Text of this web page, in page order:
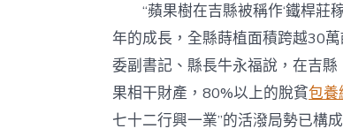
“蘋果樹在吉縣被稱作‘鐵桿莊
年的成長，全縣蒔植面積跨越30
委副書記、縣長牛永福說，在吉
果相干財產，80%以上的脫貧包養
七十二行興一業”的活潑局勢已構成